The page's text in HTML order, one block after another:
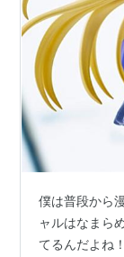
僕は普段から
ャルはなまら
てるんだよね